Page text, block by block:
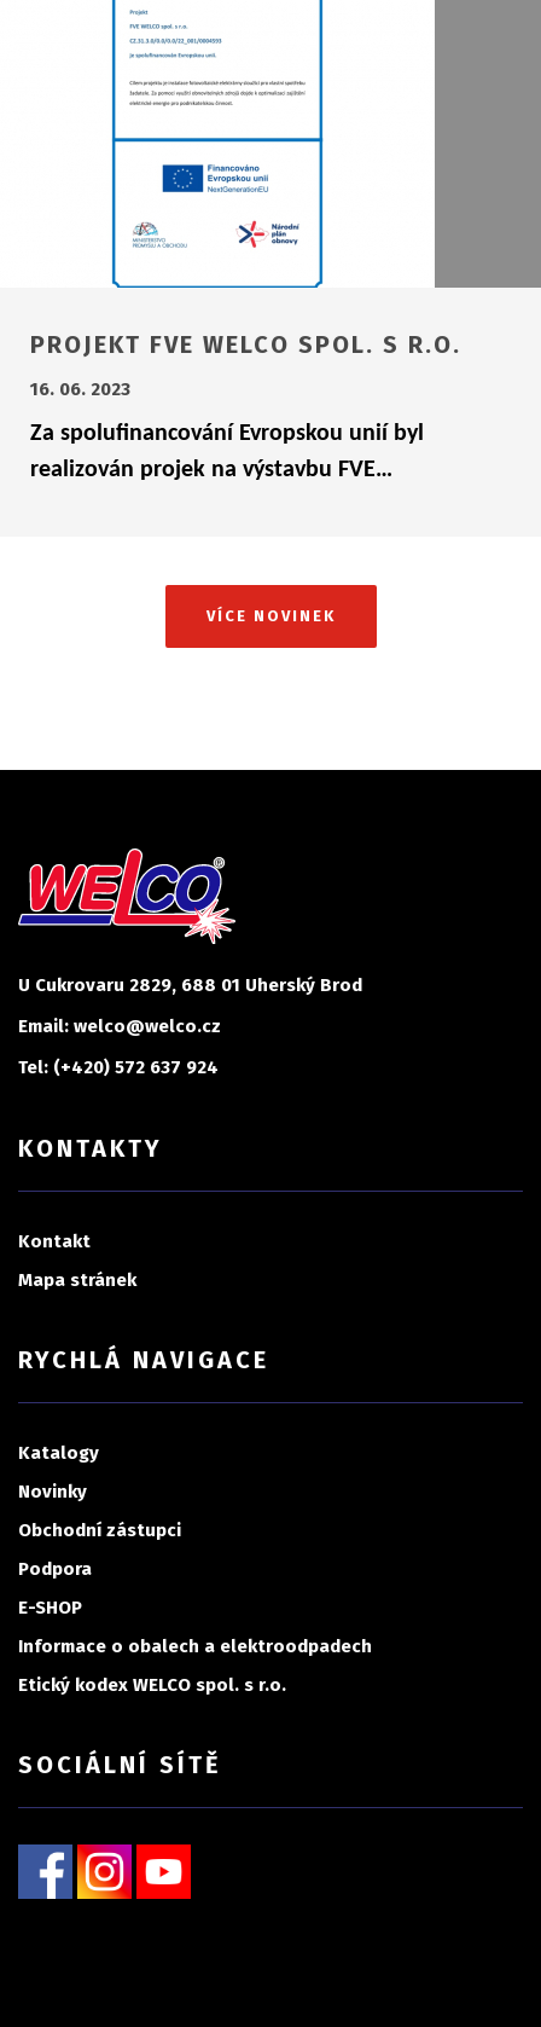
PROJEKT FVE WELCO SPOL. S R.O.
16. 06. 2023
Za spolufinancování Evropskou unií byl
realizován projek na výstavbu FVE…
VÍCE NOVINEK
U Cukrovaru 2829, 688 01 Uherský Brod
Email: welco@welco.cz
Tel: (+420) 572 637 924
KONTAKTY
Kontakt
Mapa stránek
RYCHLÁ NAVIGACE
Katalogy
Novinky
Obchodní zástupci
Podpora
E-SHOP
Informace o obalech a elektroodpadech
Etický kodex WELCO spol. s r.o.
SOCIÁLNÍ SÍTĚ